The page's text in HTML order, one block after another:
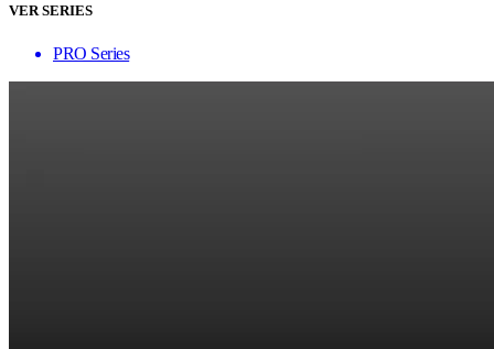
VER SERIES
PRO Series